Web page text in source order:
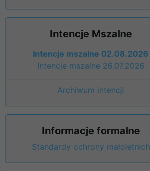
Intencje Mszalne
Intencje mszalne 02.08.2026
Intencje mszalne 26.07.2026
Archiwum intencji
Informacje formalne
Standardy ochrony małoletnich